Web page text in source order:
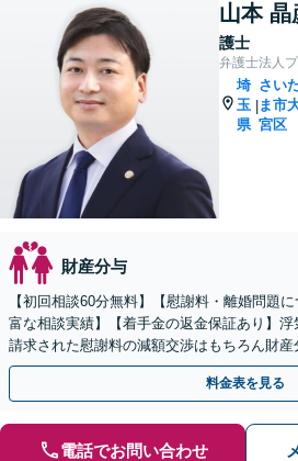
山本 晶
護士
弁護士法人
埼
玉
県
|
さい
ま市
宮区
財産分与
【初回相談60分無料】【慰謝料・離婚問題
富な相談実績】【着手金の返金保証あり】浮
請求された慰謝料の減額交渉はもちろん財
棄など様々な離婚・男女問題の解決実績が豊
料金表を見る
電話でお問い合わせ